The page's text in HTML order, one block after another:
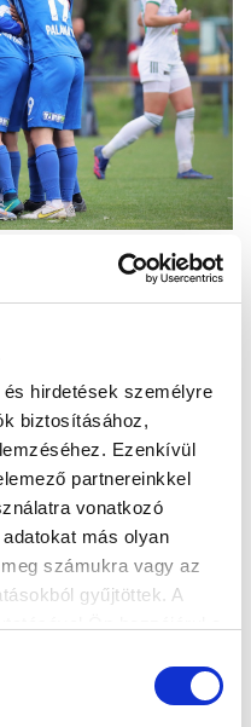
hirdetések személyre
biztosításához,
Ezenkívül
partnereinkkel
vonatkozó
más olyan
számukra vagy az
gyűjtöttek. A